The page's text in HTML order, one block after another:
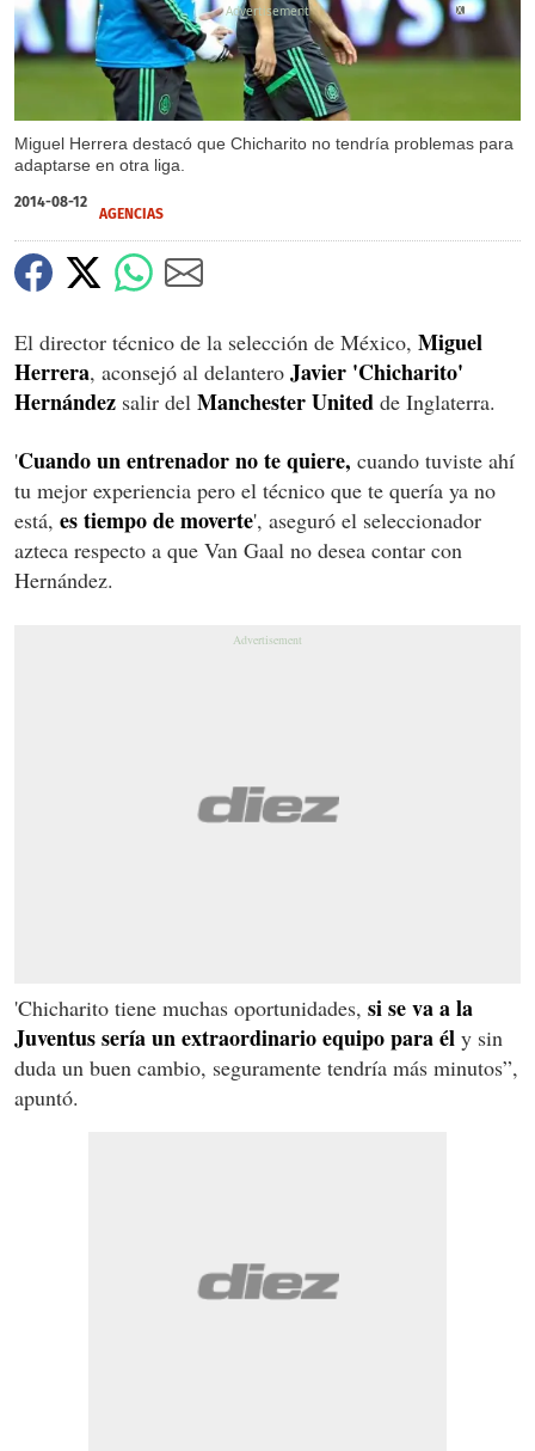
Miguel Herrera destacó que Chicharito no tendría problemas para
adaptarse en otra liga.
X
2014-08-12
AGENCIAS
El director técnico de la selección de México, Miguel
Herrera, aconsejó al delantero Javier 'Chicharito'
Hernández salir del Manchester United de Inglaterra.
'Cuando un entrenador no te quiere, cuando tuviste ahí
tu mejor experiencia pero el técnico que te quería ya no
está, es tiempo de moverte', aseguró el seleccionador
azteca respecto a que Van Gaal no desea contar con
Hernández.
'Chicharito tiene muchas oportunidades, si se va a la
Juventus sería un extraordinario equipo para él y sin
duda un buen cambio, seguramente tendría más minutos”,
apuntó.